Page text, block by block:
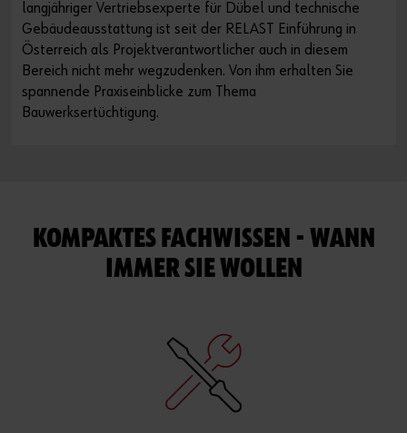
langjähriger Vertriebsexperte für Dübel und technische
Gebäudeausstattung ist seit der RELAST Einführung in
Österreich als Projektverantwortlicher auch in diesem
Bereich nicht mehr wegzudenken. Von ihm erhalten Sie
spannende Praxiseinblicke zum Thema
Bauwerksertüchtigung.
KOMPAKTES FACHWISSEN - WANN
IMMER SIE WOLLEN